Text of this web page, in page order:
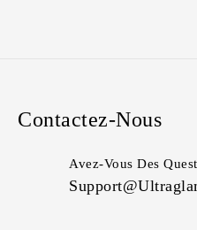
Contactez-Nous
Avez-Vous Des